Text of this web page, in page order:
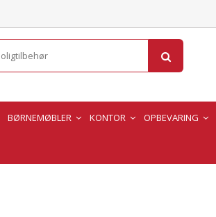
BØRNEMØBLER KONTOR OPBEVARING